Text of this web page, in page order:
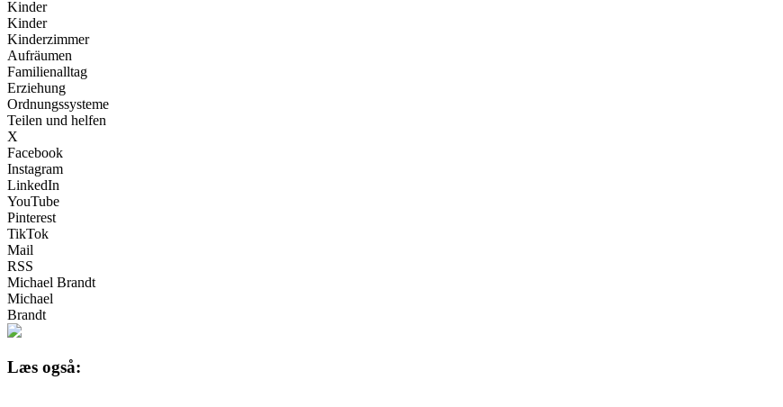
Kinder
Kinder
Kinderzimmer
Aufräumen
Familienalltag
Erziehung
Ordnungssysteme
Teilen und helfen
X
Facebook
Instagram
LinkedIn
YouTube
Pinterest
TikTok
Mail
RSS
Michael Brandt
Michael
Brandt
Læs også: